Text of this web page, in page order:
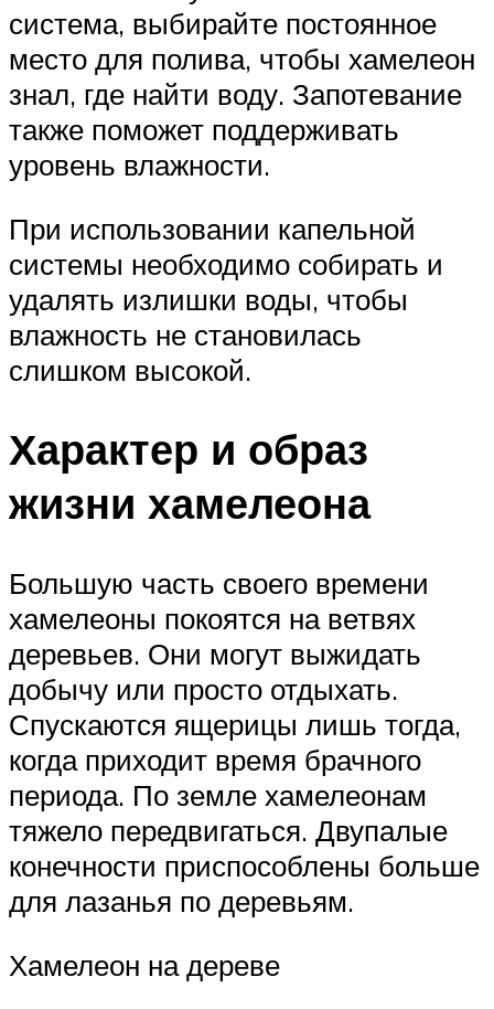
система, выбирайте постоянное
место для полива, чтобы хамелеон
знал, где найти воду. Запотевание
также поможет поддерживать
уровень влажности.
При использовании капельной
системы необходимо собирать и
удалять излишки воды, чтобы
влажность не становилась
слишком высокой.
Характер и образ
жизни хамелеона
Большую часть своего времени
хамелеоны покоятся на ветвях
деревьев. Они могут выжидать
добычу или просто отдыхать.
Спускаются ящерицы лишь тогда,
когда приходит время брачного
периода. По земле хамелеонам
тяжело передвигаться. Двупалые
конечности приспособлены больше
для лазанья по деревьям.
Хамелеон на дереве